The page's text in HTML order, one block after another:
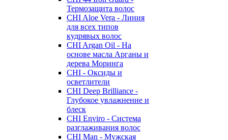
Термозащита волос
CHI Aloe Vera - Линия
для всех типов
кудрявых волос
CHI Argan Oil - На
основе масла Арганы и
дерева Моринга
CHI - Оксиды и
осветлители
CHI Deep Brilliance -
Глубокое увлажнение и
блеск
CHI Enviro - Система
разглаживания волос
CHI Man - Мужская